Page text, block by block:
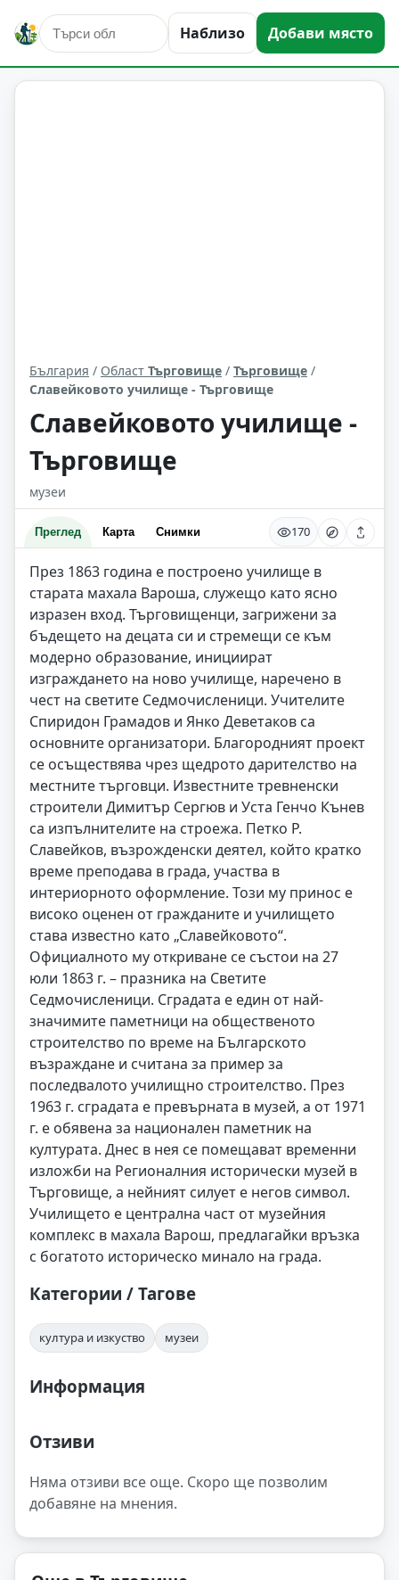
Наблизо Добави място
култура и изкуство Търговище Област: Търговище
България / Област Търговище / Търговище /
Славейковото училище - Търговище
Славейковото училище -
Търговище
музеи
Преглед Карта Снимки 170
През 1863 година е построено училище в
старата махала Вароша, служещо като ясно
изразен вход. Търговищенци, загрижени за
бъдещето на децата си и стремещи се към
модерно образование, инициират
изграждането на ново училище, наречено в
чест на светите Седмочисленици. Учителите
Спиридон Грамадов и Янко Деветаков са
основните организатори. Благородният проект
се осъществява чрез щедрото дарителство на
местните търговци. Известните тревненски
строители Димитър Сергюв и Уста Генчо Кънев
са изпълнителите на строежа. Петко Р.
Славейков, възрожденски деятел, който кратко
време преподава в града, участва в
интериорното оформление. Този му принос е
високо оценен от гражданите и училището
става известно като „Славейковото“.
Официалното му откриване се състои на 27
юли 1863 г. – празника на Светите
Седмочисленици. Сградата е един от най-
значимите паметници на общественото
строителство по време на Българското
възраждане и считана за пример за
последвалото училищно строителство. През
1963 г. сградата е превърната в музей, а от 1971
г. е обявена за национален паметник на
културата. Днес в нея се помещават временни
изложби на Регионалния исторически музей в
Търговище, а нейният силует е негов символ.
Училището е централна част от музейния
комплекс в махала Варош, предлагайки връзка
с богатото историческо минало на града.
Категории / Тагове
култура и изкуство музеи
Информация
Отзиви
Няма отзиви все още. Скоро ще позволим
добавяне на мнения.